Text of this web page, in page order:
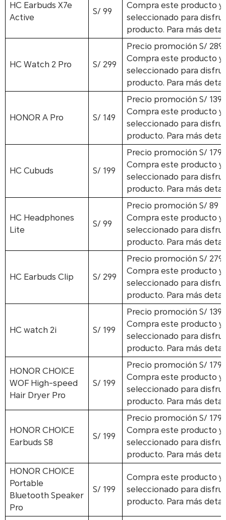
HC Earbuds X7e
Active
S/ 99
Compra este producto
seleccionado para
producto. Para más
HC Watch 2 Pro S/ 299
Precio promoción S/ 289
Compra este producto
seleccionado para
producto. Para más
HONOR A Pro S/ 149
Precio promoción S/ 139
Compra este producto
seleccionado para
producto. Para más
HC Cubuds S/ 199
Precio promoción S/ 179
Compra este producto
seleccionado para
producto. Para más
HC Headphones
Lite
S/ 99
Precio promoción S/ 89
Compra este producto
seleccionado para
producto. Para más
HC Earbuds Clip S/ 299
Precio promoción S/ 279
Compra este producto
seleccionado para
producto. Para más
HC watch 2i S/ 199
Precio promoción S/ 139
Compra este producto
seleccionado para
producto. Para más
HONOR CHOICE
WOF High-speed
Hair Dryer Pro
S/ 199
Precio promoción S/ 179
Compra este producto
seleccionado para
producto. Para más
HONOR CHOICE
Earbuds S8
S/ 199
Precio promoción S/ 179
Compra este producto
seleccionado para
producto. Para más
HONOR CHOICE
Portable
Bluetooth Speaker
Pro
S/ 199
Compra este producto
seleccionado para
producto. Para más